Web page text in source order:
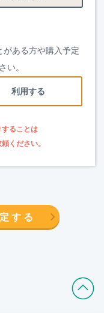
ある方や購入予定
い。
利用する
ることは
ください。
する